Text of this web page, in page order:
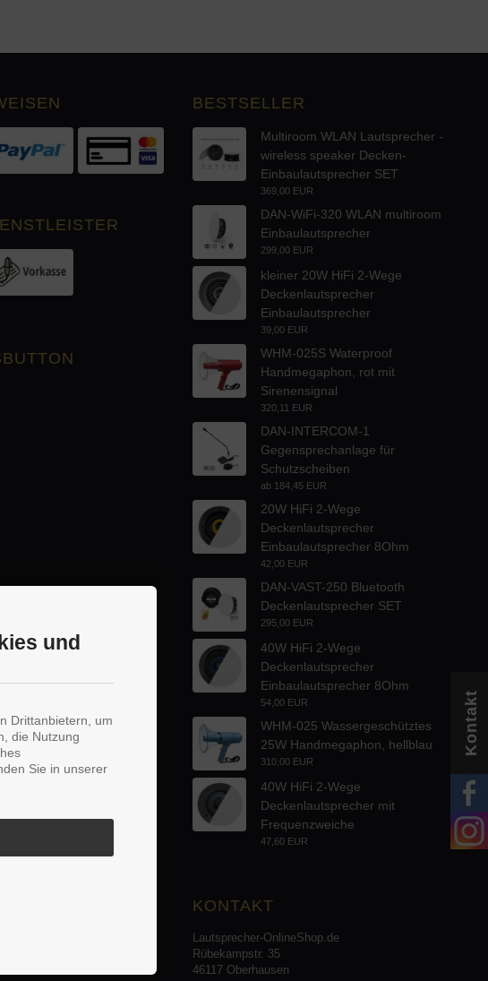
Kontakt
BESTSELLER
Multiroom WLAN Lautsprecher -
wireless speaker Decken-
Einbaulautsprecher SET
369,00 EUR
DAN-WiFi-320 WLAN multiroom
Einbaulautsprecher
299,00 EUR
kleiner 20W HiFi 2-Wege
Deckenlautsprecher
Einbaulautsprecher
39,00 EUR
WHM-025S Waterproof
Handmegaphon, rot mit
Sirenensignal
320,11 EUR
DAN-INTERCOM-1
Gegensprechanlage für
Schutzscheiben
ab 184,45 EUR
20W HiFi 2-Wege
Deckenlautsprecher
Einbaulautsprecher 8Ohm
42,00 EUR
DAN-VAST-250 Bluetooth
Deckenlautsprecher SET
295,00 EUR
40W HiFi 2-Wege
Deckenlautsprecher
Einbaulautsprecher 8Ohm
54,00 EUR
WHM-025 Wassergeschütztes
25W Handmegaphon, hellblau
310,00 EUR
40W HiFi 2-Wege
Deckenlautsprecher mit
Frequenzweiche
47,60 EUR
KONTAKT
Lautsprecher-OnlineShop.de
Rübekampstr. 35
46117 Oberhausen
und
Drittanbietern, um
die Nutzung
Sie in unserer